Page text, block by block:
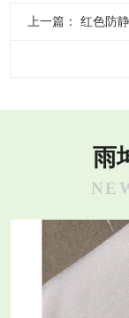
上一篇：红色防
雨